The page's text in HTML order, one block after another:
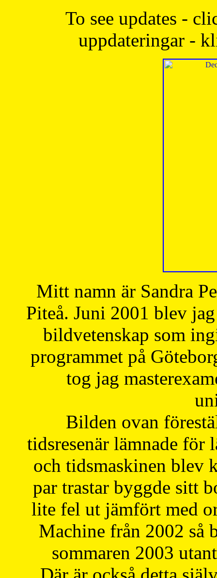
To see updates -
uppdateringar -
Mitt namn är Sandra
Piteå. Juni 2001 blev
bildvetenskap som
programmet på
tog jag
Bilden ovan
tidsresenär lämnade för
och tidsmaskinen blev
par trastar byggde sitt
lite fel ut jämfört med
Machine från 2002 så
sommaren 2003